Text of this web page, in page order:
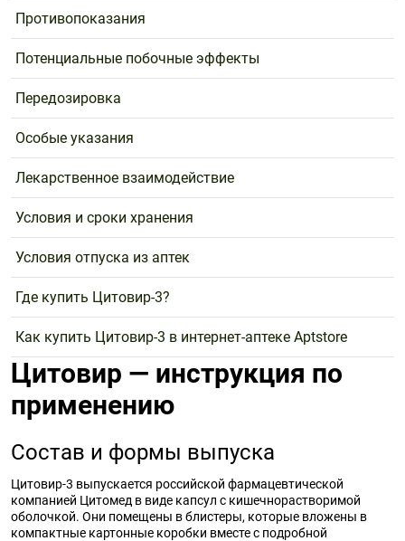
Противопоказания
Потенциальные побочные эффекты
Передозировка
Особые указания
Лекарственное взаимодействие
Условия и сроки хранения
Условия отпуска из аптек
Где купить Цитовир-3?
Как купить Цитовир-3 в интернет-аптеке Aptstore
Цитовир — инструкция по
применению
Состав и формы выпуска
Цитовир-3 выпускается российской фармацевтической
компанией Цитомед в виде капсул с кишечнорастворимой
оболочкой. Они помещены в блистеры, которые вложены в
компактные картонные коробки вместе с подробной